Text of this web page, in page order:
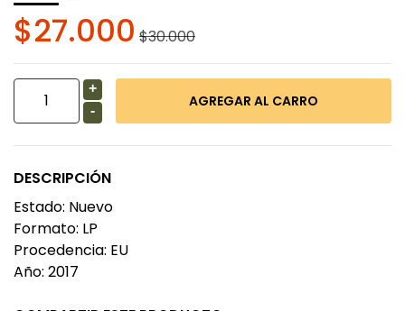
$27.000 $30.000
+
-
DESCRIPCIÓN
Estado: Nuevo
Formato: LP
Procedencia: EU
Año: 2017